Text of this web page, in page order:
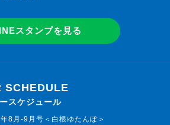
スタンプを見る
SCHEDULE
スケジュール
8月-9月号＜白根ゆたんぽ＞